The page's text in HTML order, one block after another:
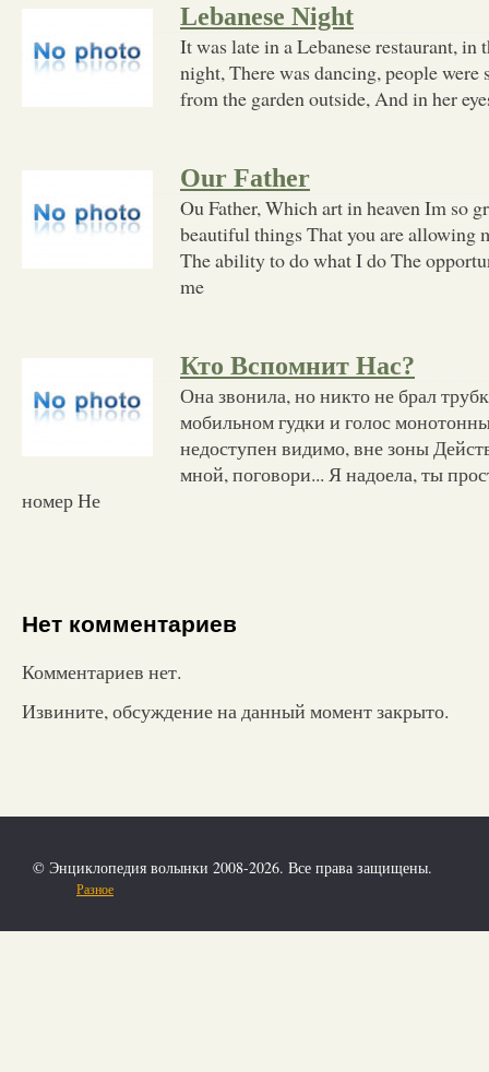
Lebanese Night
It was late in a Lebanese restaurant, in
night, There was dancing, people were
from the garden outside, And in her
Our Father
Ou Father, Which art in heaven Im so
beautiful things That you are allowing
The ability to do what I do The
me
Кто Вспомнит Нас?
Она звонила, но никто не брал
мобильном гудки и голос
недоступен видимо, вне зоны
мной, поговори... Я надоела, ты
номер Не
Нет комментариев
Комментариев нет.
Извините, обсуждение на данный момент закрыто.
© Энциклопедия волынки 2008-2026. Все права защищены.
Разное